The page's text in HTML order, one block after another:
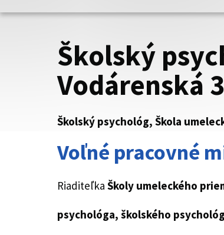
Školský
Vodárenská
Školský psychológ, Škola
Voľné pracovné
Riaditeľka Školy umeleckého
psychológa, školského